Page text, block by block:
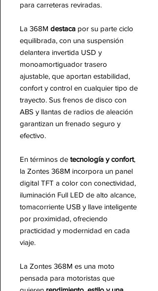
para carreteras reviradas.
La 368M destaca por su parte ciclo
equilibrada, con una suspensión
delantera invertida USD y
monoamortiguador trasero
ajustable, que aportan estabilidad,
confort y control en cualquier tipo de
trayecto. Sus frenos de disco con
ABS y llantas de radios de aleación
garantizan un frenado seguro y
efectivo.
En términos de tecnología y confort,
la Zontes 368M incorpora un panel
digital TFT a color con conectividad,
iluminación Full LED de alto alcance,
tomacorriente USB y llave inteligente
por proximidad, ofreciendo
practicidad y modernidad en cada
viaje.
La Zontes 368M es una moto
pensada para motoristas que